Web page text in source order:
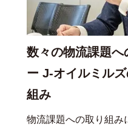
数々の物流課題
ー J-オイルミル
組み
物流課題への取り組み